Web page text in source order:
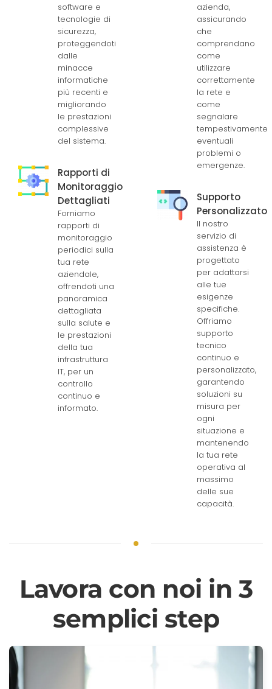
software e
tecnologie di
sicurezza,
proteggendoti
dalle
minacce
informatiche
più recenti e
migliorando
le prestazioni
complessive
del sistema.
Rapporti di
Monitoraggio
Dettagliati
Forniamo
rapporti di
monitoraggio
periodici sulla
tua rete
aziendale,
offrendoti una
panoramica
dettagliata
sulla salute e
le prestazioni
della tua
infrastruttura
IT, per un
controllo
continuo e
informato.
azienda,
assicurando
che
comprendano
come
utilizzare
correttamente
la rete e
come
segnalare
tempestivamente
eventuali
problemi o
emergenze.
Supporto
Personalizzato
Il nostro
servizio di
assistenza è
progettato
per adattarsi
alle tue
esigenze
specifiche.
Offriamo
supporto
tecnico
continuo e
personalizzato,
garantendo
soluzioni su
misura per
ogni
situazione e
mantenendo
la tua rete
operativa al
massimo
delle sue
capacità.
Lavora con noi in 3
semplici step